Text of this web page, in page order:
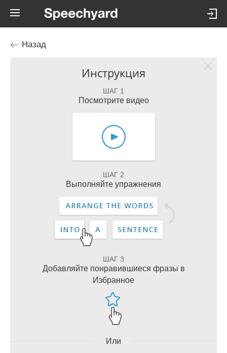
Назад
Инструкция
ШАГ 1
Посмотрите видео
ШАГ 2
Выполняйте упражнения
ШАГ 3
Добавляйте понравившиеся фразы в
Избранное
Или